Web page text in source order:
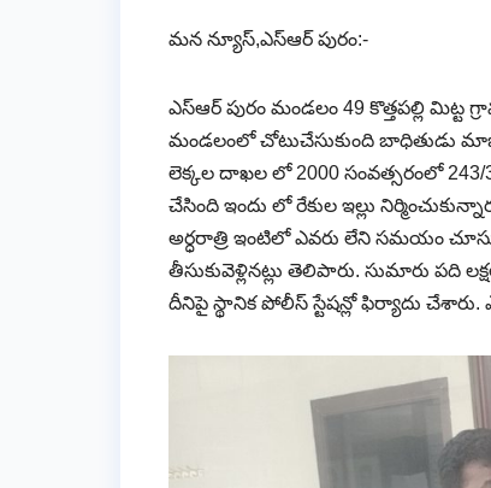
మన న్యూస్,ఎస్ఆర్ పురం:-
ఎస్ఆర్ పురం మండలం 49 కొత్తపల్లి మిట్ట
మండలంలో చోటుచేసుకుంది బాధితుడు మాజీ
లెక్కల దాఖల లో 2000 సంవత్సరంలో 243/
చేసింది ఇందు లో రేకుల ఇల్లు
అర్ధరాత్రి ఇంటిలో ఎవరు లేని సమయం
తీసుకువెళ్లినట్లు తెలిపారు. సుమారు పది
దీనిపై స్థానిక పోలీస్ స్టేషన్లో ఫిర్యాదు చేశారు.